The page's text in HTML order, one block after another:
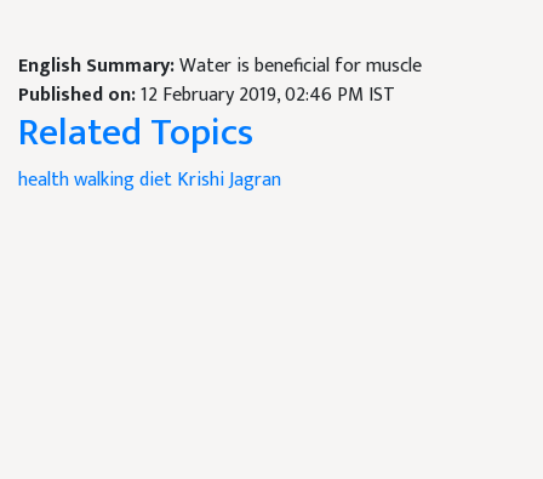
English Summary:Water is beneficial for muscle
Published on:12 February 2019, 02:46 PM IST
Related Topics
healthwalkingdietKrishi Jagran